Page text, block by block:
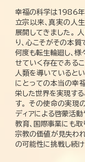
幸福の科学は1986年
立宗以来、真実の人
展開してきました。
り、心こそがその本
何度も転生輪廻し、
せていく存在であるこ
人類を導いていると
にとっての本当の幸
栄した世界を実現す
す。 その使命の実現
ディアによる啓蒙活
教育、国際事業にも取
宗教の価値が見失わ
の可能性に挑戦し続け